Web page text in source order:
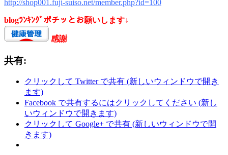
http://shop001.fuji-suiso.net/member.php?id=100
blogﾗﾝｷﾝｸﾞポチッとお願いします↓
感謝
共有:
クリックして Twitter で共有 (新しいウィンドウで開き
ます)
Facebook で共有するにはクリックしてください (新し
いウィンドウで開きます)
クリックして Google+ で共有 (新しいウィンドウで開
きます)